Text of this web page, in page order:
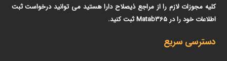
کلیه مجوزات لازم را از مراجع ذیصلاح دارا هستید می توانید درخواست ثبت
اطلاعات خود را در Matab365 ثبت کنید.
دسترسی سریع